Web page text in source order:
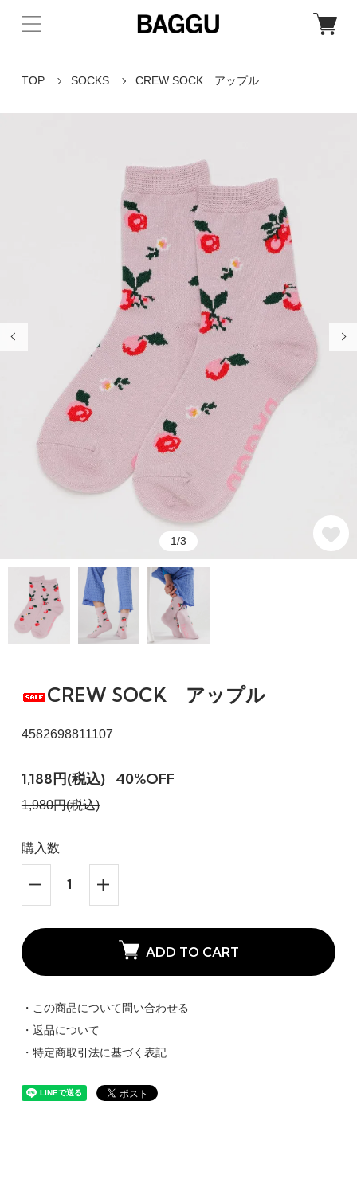
TOP SOCKS CREW SOCK アップル
1/3
CREW SOCK アップル
4582698811107
1,188円(税込) 40%OFF
1,980円(税込)
購入数
ADD TO CART
・この商品について問い合わせる
・返品について
・特定商取引法に基づく表記